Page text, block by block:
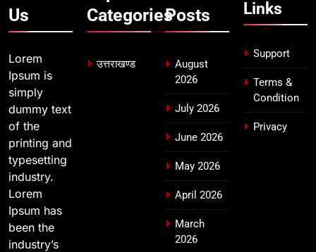
मुख्यमंत्री चौम्पियनशिप ट्रॉफी का मंच,
न्याय पंचायत से राज्य स्तर तक होगा
प्रतिभा का प्रदर्शन
Us
Lorem
Ipsum is
simply
dummy text
of the
printing and
typesetting
industry.
Lorem
Ipsum has
been the
industry’s
Categories
उत्तराखण्ड
Posts
August
2026
July 2026
June 2026
May 2026
April 2026
March
2026
Links
Support
Terms &
Condition
Privacy